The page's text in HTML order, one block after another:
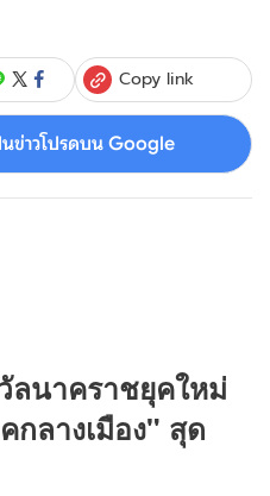
Copy link
ข่าวโปรดบน Google
ลนาคราชยุคใหม่
กลางเมือง" สุด